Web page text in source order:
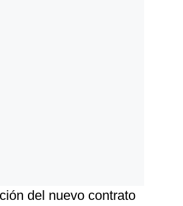
del nuevo contrato